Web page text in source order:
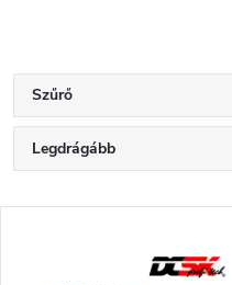
Szűrő
T
e
Legdrágább